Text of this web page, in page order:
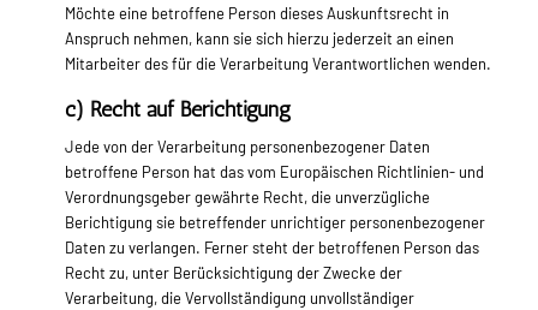
Möchte eine betroffene Person dieses Auskunftsrecht in
Anspruch nehmen, kann sie sich hierzu jederzeit an einen
Mitarbeiter des für die Verarbeitung Verantwortlichen wenden.
c) Recht auf Berichtigung
Jede von der Verarbeitung personenbezogener Daten
betroffene Person hat das vom Europäischen Richtlinien- und
Verordnungsgeber gewährte Recht, die unverzügliche
Berichtigung sie betreffender unrichtiger personenbezogener
Daten zu verlangen. Ferner steht der betroffenen Person das
Recht zu, unter Berücksichtigung der Zwecke der
Verarbeitung, die Vervollständigung unvollständiger